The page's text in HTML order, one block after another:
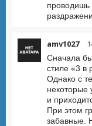
проводишь
amv1027
Сначала
стиле «3 в
Однако с
некоторые
и
При этом
забавные.